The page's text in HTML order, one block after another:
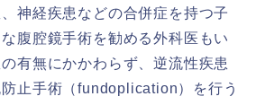
神経疾患などの合併症を持つ子
腹腔鏡手術を勧める外科医もい
有無にかかわらず、逆流性疾患
止手術（fundoplication）を行う